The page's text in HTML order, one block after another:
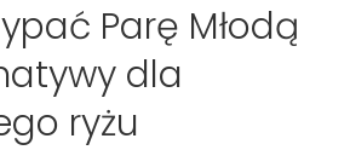
Parę Młodą
dla
ryżu